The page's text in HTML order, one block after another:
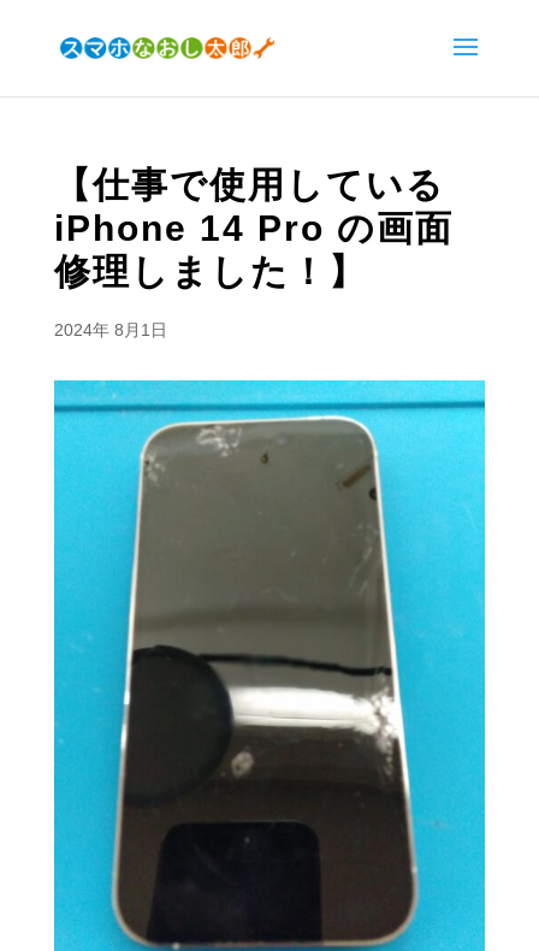
【仕事で使用している
iPhone 14 Pro の画面
修理しました！】
2024年 8月1日